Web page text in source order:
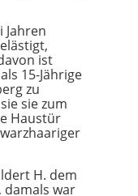
Jahren
ist
15-Jährige
zu
sie zum
Haustür
H. dem
damals war